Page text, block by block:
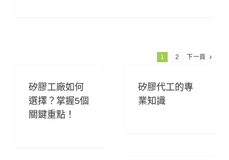
1 2 下一頁
矽膠工廠如何
選擇？掌握5個
關鍵重點！
矽膠代工的專
業知識